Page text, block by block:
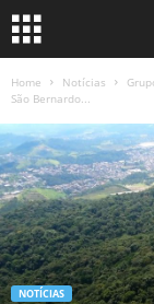
Home Notícias
São Bernardo...
NOTÍCIAS